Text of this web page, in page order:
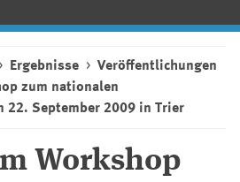
Ergebnisse
Veröffentlichungen
zum nationalen
22. September 2009 in Trier
Workshop